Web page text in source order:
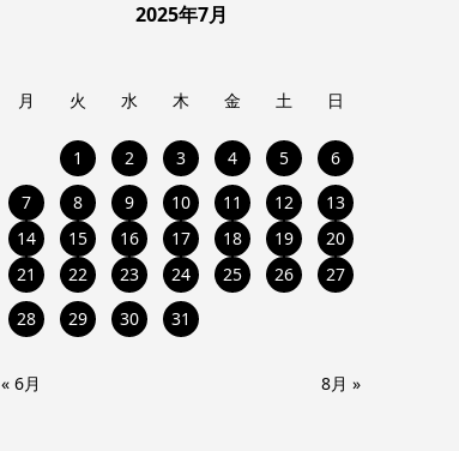
2025年7月
月 火 水 木 金 土 日
1 2 3 4 5
6
7
8 9 10 11 12
13
14
15 16 17 18 19
20
21
22 23 24 25 26
27
28
29 30 31
« 6月 8月 »